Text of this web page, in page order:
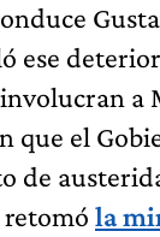
ese
a
que el
de
la